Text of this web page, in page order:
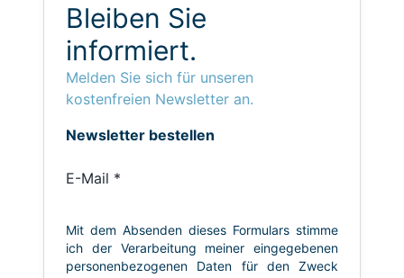
Bleiben Sie
informiert.
Melden Sie sich für unseren
kostenfreien Newsletter an.